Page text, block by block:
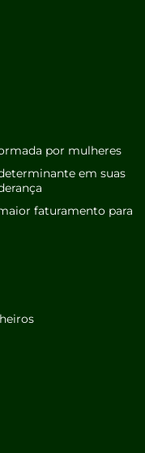
por mulheres
em suas
faturamento para